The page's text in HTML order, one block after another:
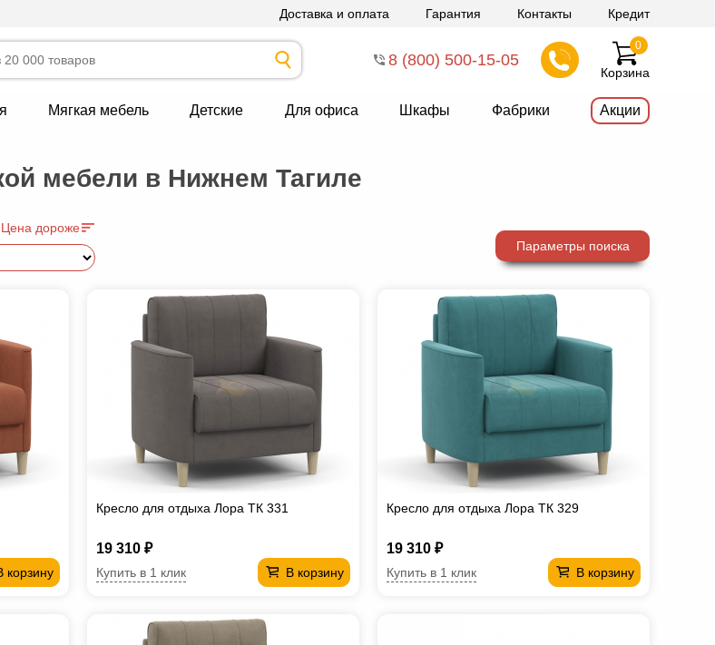
Доставка и оплата Гарантия Контакты Кредит
8 (800) 500-15-05
Корзина
0
Мягкая мебель Детские Для офиса Шкафы Фабрики Акции
мебели в Нижнем Тагиле
Цена дороже
Параметры поиска
корзину
Кресло для отдыха Лора ТК 331
19 310 ₽
В корзину
Купить в 1 клик
Кресло для отдыха Лора ТК 329
19 310 ₽
В корзину
Купить в 1 клик